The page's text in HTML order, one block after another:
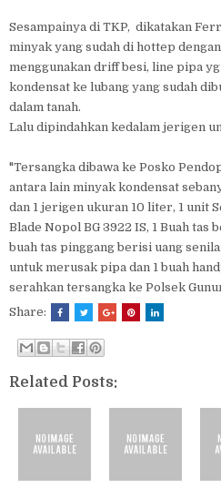
Sesampainya di TKP, dikatakan
minyak yang sudah di hottep
menggunakan driff besi, line pipa
kondensat ke lubang yang sudah
dalam tanah.
Lalu dipindahkan kedalam jerigen
"Tersangka dibawa ke Posko
antara lain minyak kondensat
dan 1 jerigen ukuran 10 liter, 1 unit
Blade Nopol BG 3922 IS, 1 Buah tas
buah tas pinggang berisi uang
untuk merusak pipa dan 1 buah
serahkan tersangka ke Polsek
Share:
Related Posts: